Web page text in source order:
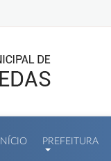
INÍCIO PREFEITURA